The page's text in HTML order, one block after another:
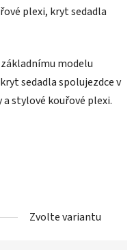
plexi, kryt sedadla
modelu
sedadla spolujezdce v
stylové kouřové plexi.
Zvolte variantu